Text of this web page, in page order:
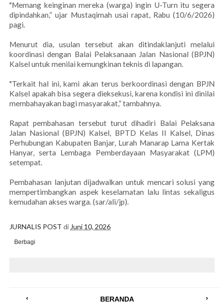
"Memang keinginan mereka (warga) ingin U-Turn itu segera
dipindahkan,” ujar Mustaqimah usai rapat, Rabu (10/6/2026)
pagi.
Menurut dia, usulan tersebut akan ditindaklanjuti melalui
koordinasi dengan Balai Pelaksanaan Jalan Nasional (BPJN)
Kalsel untuk menilai kemungkinan teknis di lapangan.
"Terkait hal ini, kami akan terus berkoordinasi dengan BPJN
Kalsel apakah bisa segera dieksekusi, karena kondisi ini dinilai
membahayakan bagi masyarakat,” tambahnya.
Rapat pembahasan tersebut turut dihadiri Balai Pelaksana
Jalan Nasional (BPJN) Kalsel, BPTD Kelas II Kalsel, Dinas
Perhubungan Kabupaten Banjar, Lurah Manarap Lama Kertak
Hanyar, serta Lembaga Pemberdayaan Masyarakat (LPM)
setempat.
Pembahasan lanjutan dijadwalkan untuk mencari solusi yang
mempertimbangkan aspek keselamatan lalu lintas sekaligus
kemudahan akses warga. (sar/ali/jp).
JURNALIS POST di Juni 10, 2026
Berbagi
‹ ›
BERANDA